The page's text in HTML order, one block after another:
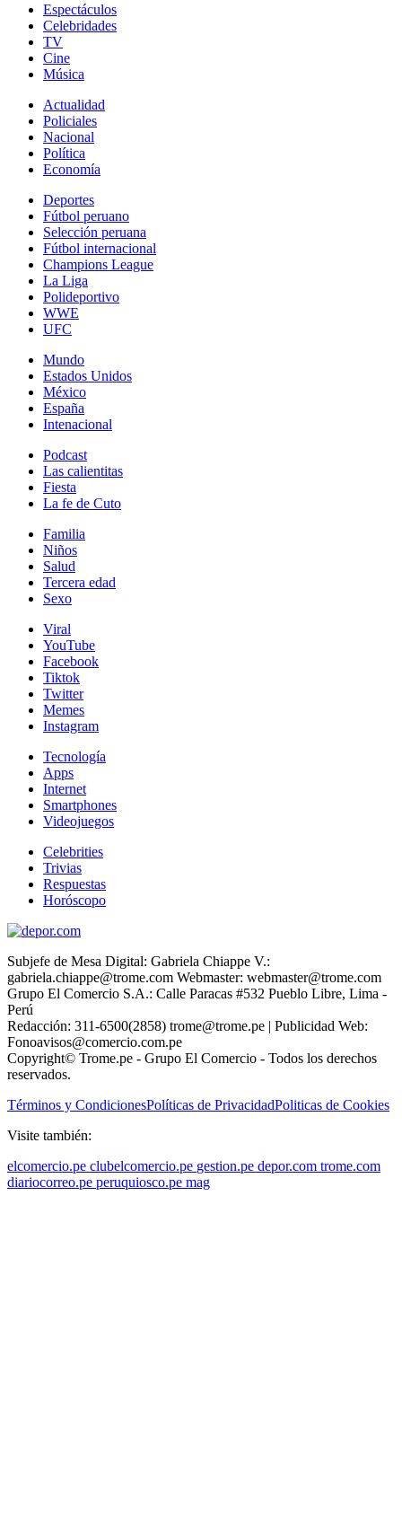
Espectáculos
Celebridades
TV
Cine
Música
Actualidad
Policiales
Nacional
Política
Economía
Deportes
Fútbol peruano
Selección peruana
Fútbol internacional
Champions League
La Liga
Polideportivo
WWE
UFC
Mundo
Estados Unidos
México
España
Intenacional
Podcast
Las calientitas
Fiesta
La fe de Cuto
Familia
Niños
Salud
Tercera edad
Sexo
Viral
YouTube
Facebook
Tiktok
Twitter
Memes
Instagram
Tecnología
Apps
Internet
Smartphones
Videojuegos
Celebrities
Trivias
Respuestas
Horóscopo
Subjefe de Mesa Digital: Gabriela Chiappe V.:
gabriela.chiappe@trome.com Webmaster: webmaster@trome.com
Grupo El Comercio S.A.: Calle Paracas #532 Pueblo Libre, Lima -
Perú
Redacción: 311-6500(2858) trome@trome.pe | Publicidad Web:
Fonoavisos@comercio.com.pe
Copyright© Trome.pe - Grupo El Comercio - Todos los derechos
reservados.
Términos y CondicionesPolíticas de PrivacidadPoliticas de Cookies
Visite también:
elcomercio.pe clubelcomercio.pe gestion.pe depor.com trome.com
diariocorreo.pe peruquiosco.pe mag